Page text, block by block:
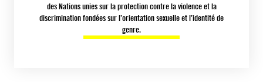
des Nations unies sur la protection contre la violence et la
discrimination fondées sur l’orientation sexuelle et l’identité de
genre.